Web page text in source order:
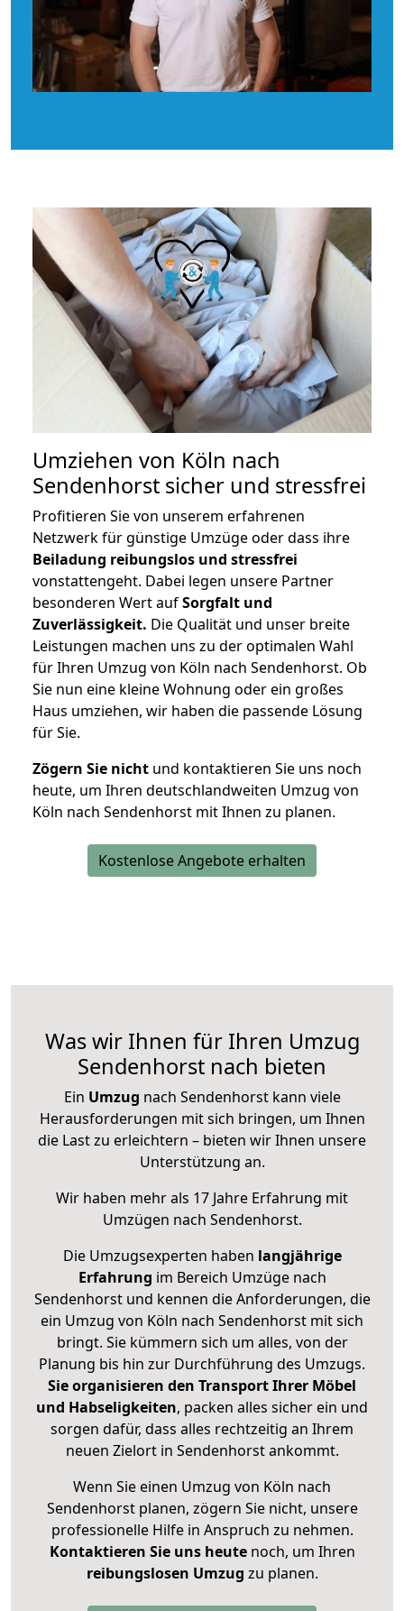
Umziehen von Köln nach
Sendenhorst sicher und stressfrei
Profitieren Sie von unserem erfahrenen
Netzwerk für günstige Umzüge oder dass ihre
Beiladung reibungslos und stressfrei
vonstattengeht. Dabei legen unsere Partner
besonderen Wert aufSorgfalt und
Zuverlässigkeit. Die Qualität und unser breite
Leistungen machen uns zu der optimalen Wahl
für Ihren Umzug von Köln nach Sendenhorst. Ob
Sie nun eine kleine Wohnung oder ein großes
Haus umziehen, wir haben die passende Lösung
für Sie.
Zögern Sie nicht und kontaktieren Sie uns noch
heute, um Ihren deutschlandweiten Umzug von
Köln nach Sendenhorst mit Ihnen zu planen.
Kostenlose Angebote erhalten
Was wir Ihnen für Ihren Umzug
Sendenhorst nach bieten
Ein Umzug nach Sendenhorst kann viele
Herausforderungen mit sich bringen, um Ihnen
die Last zu erleichtern – bieten wir Ihnen unsere
Unterstützung an.
Wir haben mehr als 17 Jahre Erfahrung mit
Umzügen nach Sendenhorst.
Die Umzugsexperten haben langjährige
Erfahrung im Bereich Umzüge nach
Sendenhorst und kennen die Anforderungen, die
ein Umzug von Köln nach Sendenhorst mit sich
bringt. Sie kümmern sich um alles, von der
Planung bis hin zur Durchführung des Umzugs.
Sie organisieren den Transport Ihrer Möbel
und Habseligkeiten, packen alles sicher ein und
sorgen dafür, dass alles rechtzeitig an Ihrem
neuen Zielort in Sendenhorst ankommt.
Wenn Sie einen Umzug von Köln nach
Sendenhorst planen, zögern Sie nicht, unsere
professionelle Hilfe in Anspruch zu nehmen.
Kontaktieren Sie uns heutenoch, um Ihren
reibungslosen Umzug zu planen.